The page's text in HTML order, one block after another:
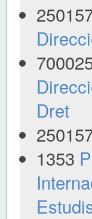
Dret
1353